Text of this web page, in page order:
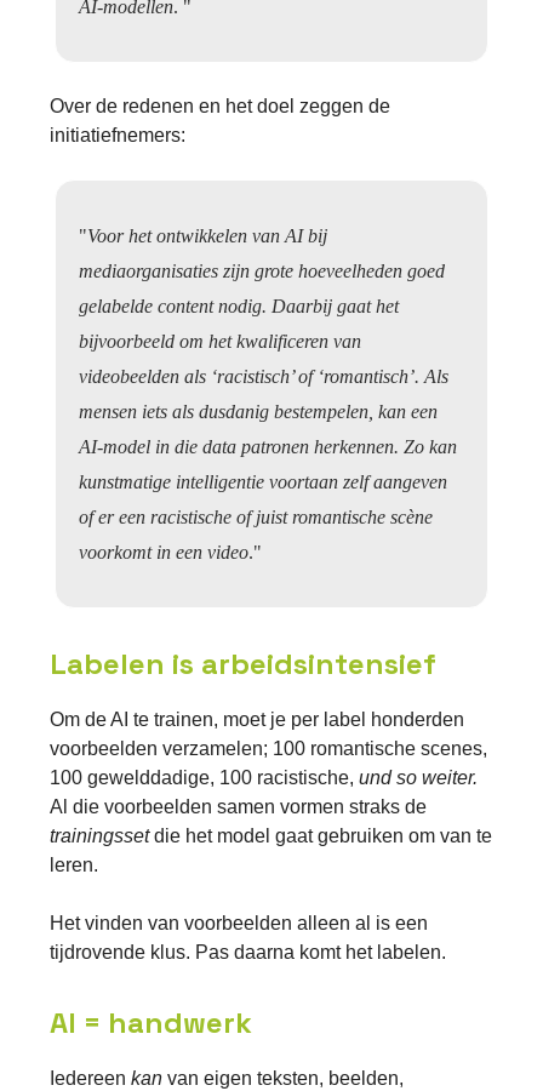
AI-modellen. "
Over de redenen en het doel zeggen de
initiatiefnemers:
"Voor het ontwikkelen van AI bij
mediaorganisaties zijn grote hoeveelheden goed
gelabelde content nodig. Daarbij gaat het
bijvoorbeeld om het kwalificeren van
videobeelden als ‘racistisch’ of ‘romantisch’. Als
mensen iets als dusdanig bestempelen, kan een
AI-model in die data patronen herkennen. Zo kan
kunstmatige intelligentie voortaan zelf aangeven
of er een racistische of juist romantische scène
voorkomt in een video."
Labelen is arbeidsintensief
Om de AI te trainen, moet je per label honderden
voorbeelden verzamelen; 100 romantische scenes,
100 gewelddadige, 100 racistische, und so weiter.
Al die voorbeelden samen vormen straks de
trainingssetdie het model gaat gebruiken om van te
leren.
Het vinden van voorbeelden alleen al is een
tijdrovende klus. Pas daarna komt het labelen.
AI = handwerk
Iedereen kan van eigen teksten, beelden,